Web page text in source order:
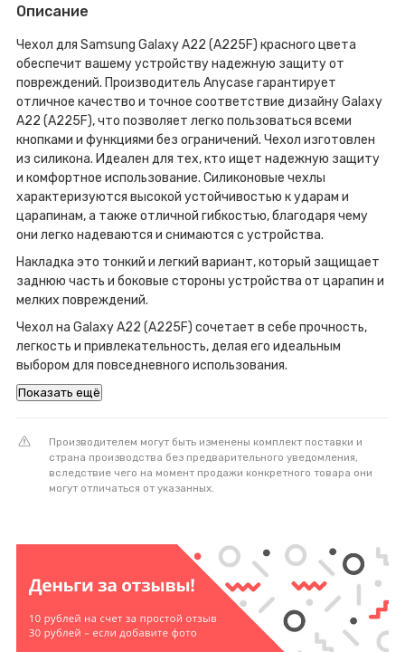
Описание
Чехол для Samsung Galaxy A22 (A225F) красного цвета
обеспечит вашему устройству надежную защиту от
повреждений. Производитель Anycase гарантирует
отличное качество и точное соответствие дизайну Galaxy
A22 (A225F), что позволяет легко пользоваться всеми
кнопками и функциями без ограничений. Чехол изготовлен
из силикона. Идеален для тех, кто ищет надежную защиту
и комфортное использование. Силиконовые чехлы
характеризуются высокой устойчивостью к ударам и
царапинам, а также отличной гибкостью, благодаря чему
они легко надеваются и снимаются с устройства.
Накладка это тонкий и легкий вариант, который защищает
заднюю часть и боковые стороны устройства от царапин и
мелких повреждений.
Чехол на Galaxy A22 (A225F) сочетает в себе прочность,
легкость и привлекательность, делая его идеальным
выбором для повседневного использования.
Показать ещё
Производителем могут быть изменены комплект поставки и
страна производства без предварительного уведомления,
вследствие чего на момент продажи конкретного товара они
могут отличаться от указанных.